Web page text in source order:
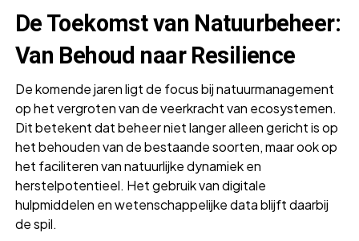
De Toekomst van Natuurbeheer:
Van Behoud naar Resilience
De komende jaren ligt de focus bij natuurmanagement
op het vergroten van de veerkracht van ecosystemen.
Dit betekent dat beheer niet langer alleen gericht is op
het behouden van de bestaande soorten, maar ook op
het faciliteren van natuurlijke dynamiek en
herstelpotentieel. Het gebruik van digitale
hulpmiddelen en wetenschappelijke data blijft daarbij
de spil.